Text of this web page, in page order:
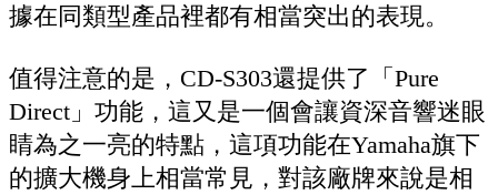
據在同類型產品裡都有相當突出的表現。
值得注意的是，CD-S303還提供了「Pure
Direct」功能，這又是一個會讓資深音響迷眼
睛為之一亮的特點，這項功能在Yamaha旗下
的擴大機身上相當常見，對該廠牌來說是相